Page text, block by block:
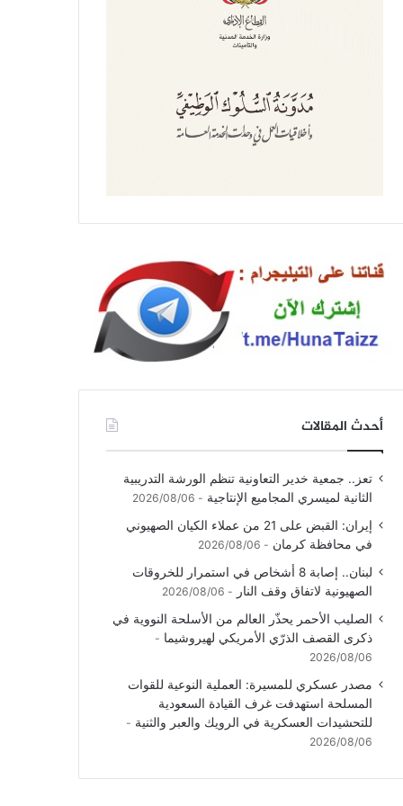
أحدث المقالات
تعز.. جمعية خدير التعاونية تنظم الورشة التدريبية
الثانية لميسري المجاميع الإنتاجية
2026/08/06
إيران: القبض على 21 من عملاء الكيان الصهيوني
في محافظة كرمان
2026/08/06
لبنان.. إصابة 8 أشخاص في استمرار للخروقات
الصهيونية لاتفاق وقف النار
2026/08/06
الصليب الأحمر يحذّر العالم من الأسلحة النووية في
ذكرى القصف الذرّي الأمريكي لهيروشيما
2026/08/06
مصدر عسكري للمسيرة: العملية النوعية للقوات
المسلحة استهدفت غرف القيادة السعودية
للتحشيدات العسكرية في الرويك والعبر والثنية
2026/08/06